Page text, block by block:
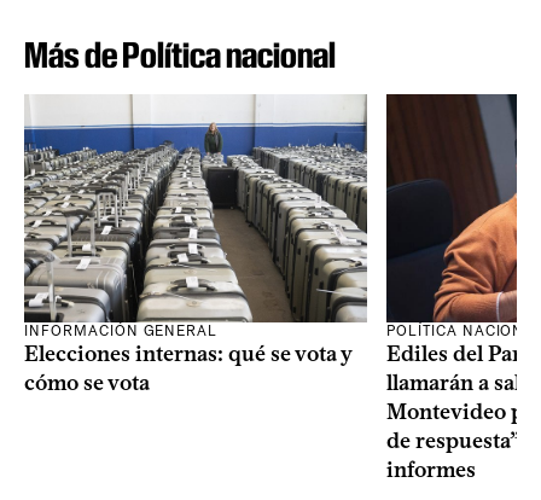
Más de Política nacional
INFORMACIÓN GENERAL
Elecciones internas: qué se vota y
cómo se vota
POLÍTICA
Ediles del
llamarán a sala
Montevideo
de respuesta”
informes